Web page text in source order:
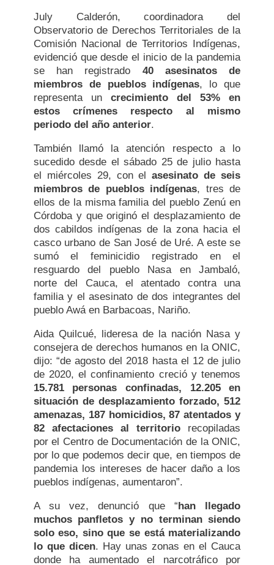
July Calderón, coordinadora del
Observatorio de Derechos Territoriales de la
Comisión Nacional de Territorios Indígenas,
evidenció que desde el inicio de la pandemia
se han registrado 40 asesinatos de
miembros de pueblos indígenas, lo que
representa un crecimiento del 53% en
estos crímenes respecto al mismo
periodo del año anterior.
También llamó la atención respecto a lo
sucedido desde el sábado 25 de julio hasta
el miércoles 29, con elasesinato de seis
miembros de pueblos indígenas, tres de
ellos de la misma familia del pueblo Zenú en
Córdoba y que originó el desplazamiento de
dos cabildos indígenas de la zona hacia el
casco urbano de San José de Uré. A este se
sumó el feminicidio registrado en el
resguardo del pueblo Nasa en Jambaló,
norte del Cauca, el atentado contra una
familia y el asesinato de dos integrantes del
pueblo Awá en Barbacoas, Nariño.
Aida Quilcué, lideresa de la nación Nasa y
consejera de derechos humanos en la ONIC,
dijo: “de agosto del 2018 hasta el 12 de julio
de 2020, el confinamiento creció y tenemos
15.781 personas confinadas, 12.205 en
situación de desplazamiento forzado, 512
amenazas, 187 homicidios, 87 atentados y
82 afectaciones al territorio recopiladas
por el Centro de Documentación de la ONIC,
por lo que podemos decir que, en tiempos de
pandemia los intereses de hacer daño a los
pueblos indígenas, aumentaron”.
A su vez, denunció que “ han llegado
muchos panfletos y no terminan siendo
solo eso, sino que se está materializando
lo que dicen. Hay unas zonas en el Cauca
donde ha aumentado el narcotráfico por